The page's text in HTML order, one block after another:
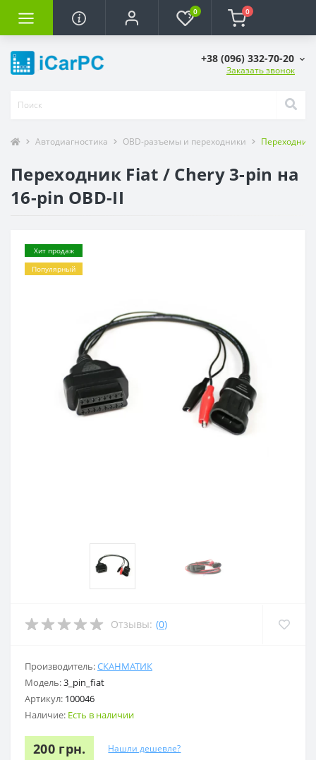
0 0
+38 (096) 332-70-20
Заказать звонок
Автодиагностика OBD-разъемы и переходники Переходник
Переходник Fiat / Chery 3-pin на
16-pin OBD-II
Хит продаж
Популярный
Отзывы: (0)
Производитель:СКАНМАТИК
Модель:3_pin_fiat
Артикул: 100046
Наличие: Есть в наличии
200 грн. Нашли дешевле?